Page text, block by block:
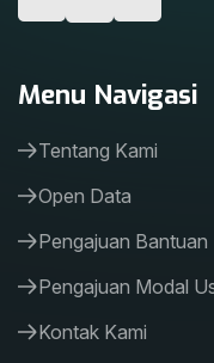
Menu Navigasi
Tentang Kami
Open Data
Pengajuan Bantuan
Pengajuan Modal
Kontak Kami